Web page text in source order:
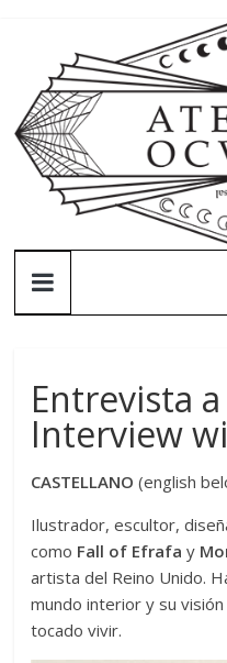
content
Ateneo
Oculto
Ateneo
Oculto
abisal
Entrevista a
Interview
CASTELLANO(english
Ilustrador, escultor,
como Fall of Efrafa y
artista del Reino Unido.
mundo interior y su
tocado vivir.